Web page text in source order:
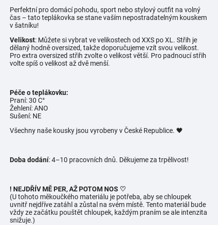
Perfektní pro domácí pohodu, sport nebo stylový outfit na volný
čas – tato teplákovka se stane vaším nepostradatelným kouskem
v šatníku!
Velikost: Můžete si vybrat ve velikostech od XXS po XL. Střih je
dělaný hodně oversized, takže doporučujeme vzít svou velikost.
Pro extra oversized střih zvolte o velikost větší. Pro padnoucí střih
volte spíš o velikost až dvě menší.
Péče o teplákovku:
Praní: 30 C°
Žehlení: ANO
Sušení: NE
Všechny naše kousky jsou vyrobeny v České Republice. 🖤
Doba dodání: 4–10 pracovních dnů. Děkujeme za trpělivost!
! NEJDŘÍV MĚ PER, AŽ POTOM NOS ♡
(U tohoto měkoučkého materiálu je potřeba, aby se chloupek
uvnitř nejdříve zatáhl a zůstal na svém místě. Tento materiál bude
vždy ze začátku pouštět chloupek, každým praním se ale intenzita
snižuje.)